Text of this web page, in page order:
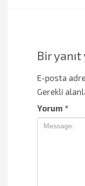
Bir yanıt
E-posta
Gerekli
Yorum *